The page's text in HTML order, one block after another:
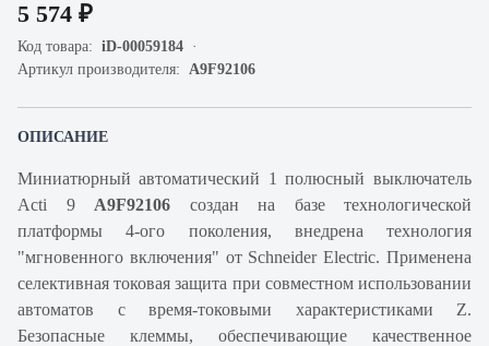
5 574 ₽
Код товара: iD-00059184
Артикул производителя: A9F92106
ОПИСАНИЕ
Миниатюрный автоматический 1 полюсный выключатель
Acti 9 A9F92106 создан на базе технологической
платформы 4-ого поколения, внедрена технология
"мгновенного включения" от Schneider Electric. Применена
селективная токовая защита при совместном использовании
автоматов с время-токовыми характеристиками Z.
Безопасные клеммы, обеспечивающие качественное